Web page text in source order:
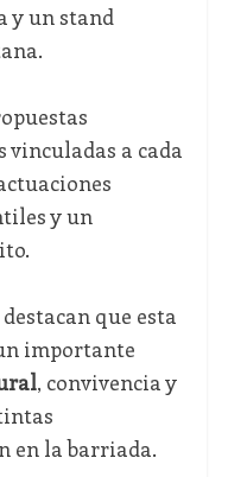
y un stand
vinculadas a cada
y un
que esta
importante
, convivencia y
en la barriada.